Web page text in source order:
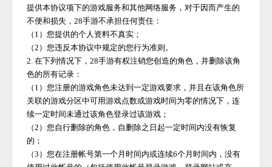
提供本协议项下的游戏服务和其他网络服务，对于因而产生的
不便和损失，28手游不承担任何责任：
（ 1）您提供的个人资料不真实；
（2）您违反本协议中规定的您行为准则。
2. 在下列情况下，28手游有权注销您创造的角色，并删除该角
色的所有记录：
（ 1）您注册的游戏角色未达到一定游戏要求，并且在该角色所
关联的游戏分区中可用游戏点数或游戏时间为零的情况下，连
续一定时间未通过该角色登录过该游戏；
（2）您自行删除的角色，自删除之日起一定时间内没有恢复
的；
（3）您在注册帐号第一个月时间内或连续6个月时间内，没有